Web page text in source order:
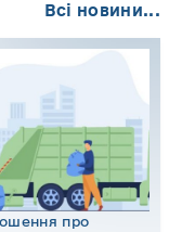
Всі новини...
про